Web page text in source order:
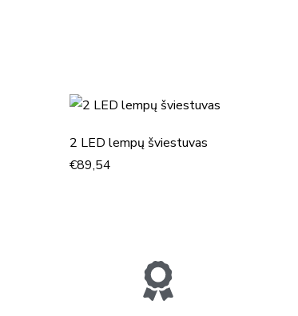
2 LED lempų šviestuvas
€89,54